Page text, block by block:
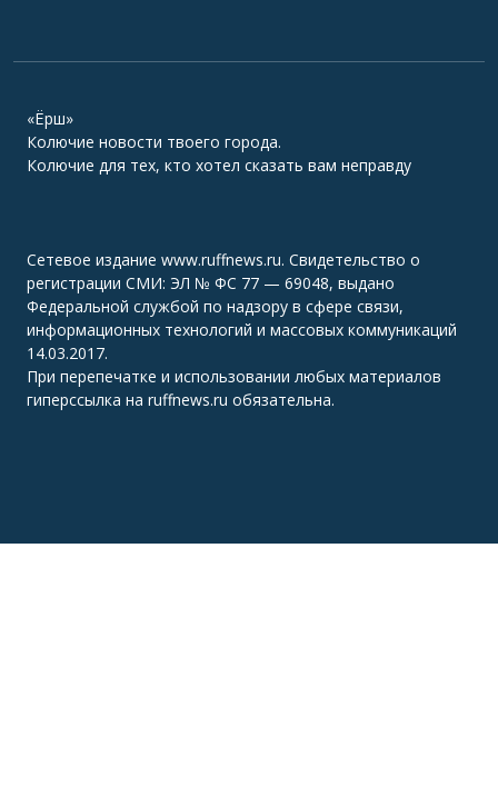
«Ёрш»
Колючие новости твоего города.
Колючие для тех, кто хотел сказать вам неправду
Сетевое издание www.ruffnews.ru. Свидетельство о
регистрации СМИ: ЭЛ № ФС 77 — 69048, выдано
Федеральной службой по надзору в сфере связи,
информационных технологий и массовых коммуникаций
14.03.2017.
При перепечатке и использовании любых материалов
гиперссылка на ruffnews.ru обязательна.